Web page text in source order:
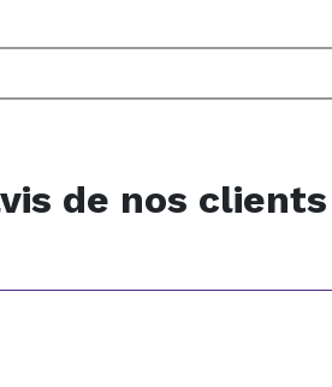
de nos clients